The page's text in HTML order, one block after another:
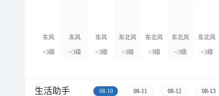
东风
<3级
东风
<3级
东风
<3级
东北风
<3级
东北风
<3级
东北风
<3级
东北风
<3级
生活助手 08-10 08-11 08-12 08-13